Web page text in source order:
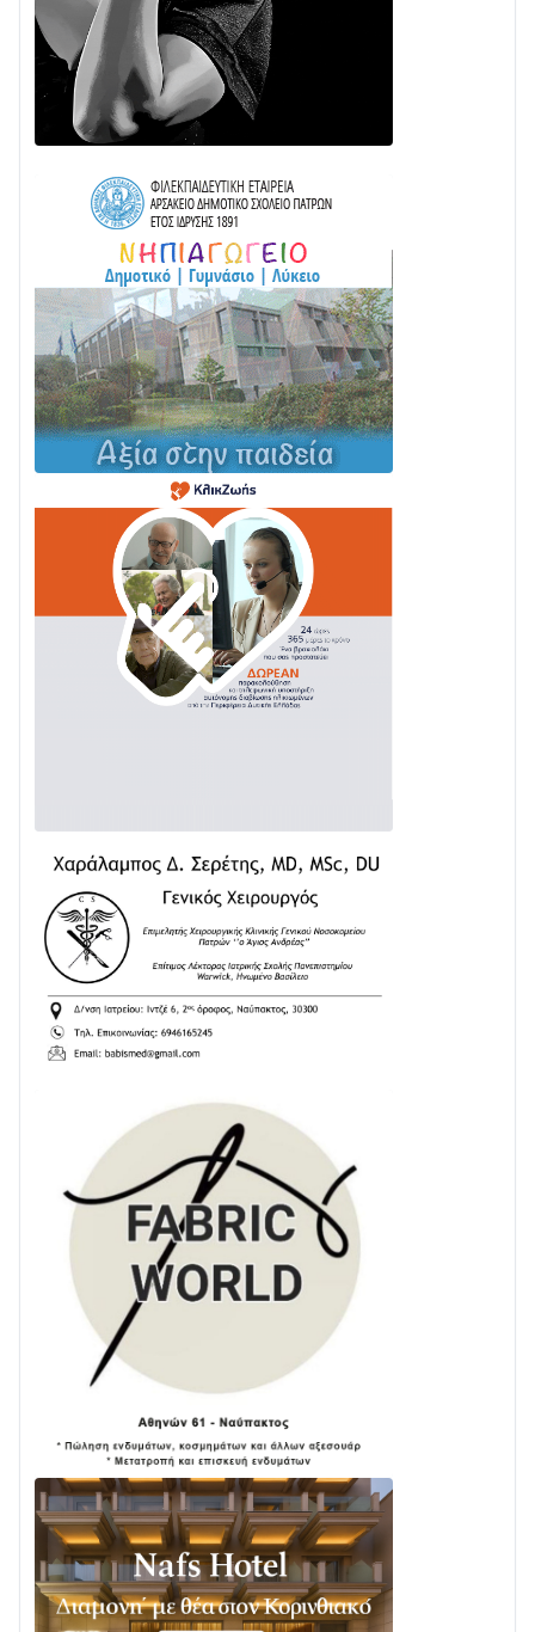
ΕΚΤΑΚΤΟ – ΝΑΥΠΑΚΤΙΑ: ΣΥΝΑΓΕΡΜΟΣ ΣΤΗΝ
ΠΥΡΟΣΒΕΣΤΙΚΗ ΓΙΑ ΦΩΤΙΑ ΣΤΟΝ ΑΓΙΟ ΗΛΙΑ ΠΡΙΝ ΤΗ
ΓΡΑΝΙΤΣΑ
24/07 • 11:03
ΤΟ ΠΑΡΤΥ ΣΥΝΕΧΙΖΕΤΑΙ…
Στο σκοτάδι μεγάλο μέρος στο Λυγιά Ναυπάκτου
04/08 • 19:47
Σε τροχιά υλοποίησης η Παράκαμψη του Κέντρου
της Ναυπάκτου
04/08 • 12:08
Σε φουλ ρυθμούς το τμήμα Βόνιτσα – Άγιος Νικόλαος
| Αυτοψία Καββαδά
03/08 • 11:11
Με Αρχιερατική Λαμπρότητα η Πανήγυρη της
Μεταμορφώσεως του Σωτήρος στο Γολέμι
03/08 • 07:45
Ενισχύεται η Πολιτική Προστασία στο Δήμο Αγρινίου
με δύο νέα υδροφόρα οχήματα
02/08 • 18:26
Διαβάστε την «Ναυπακτία» που κυκλοφορεί
31/07 • 08:16
Δωρίδα για Όλους: «Καμία εκχώρηση των νερών
24/07 • 11:31
ΕΚΤΑΚΤΟ – ΝΑΥΠΑΚΤΙΑ: ΣΥΝΑΓΕΡΜΟΣ ΣΤΗΝ
ΠΥΡΟΣΒΕΣΤΙΚΗ ΓΙΑ ΦΩΤΙΑ ΣΤΟΝ ΑΓΙΟ ΗΛΙΑ ΠΡΙΝ ΤΗ
ΓΡΑΝΙΤΣΑ
24/07 • 11:03